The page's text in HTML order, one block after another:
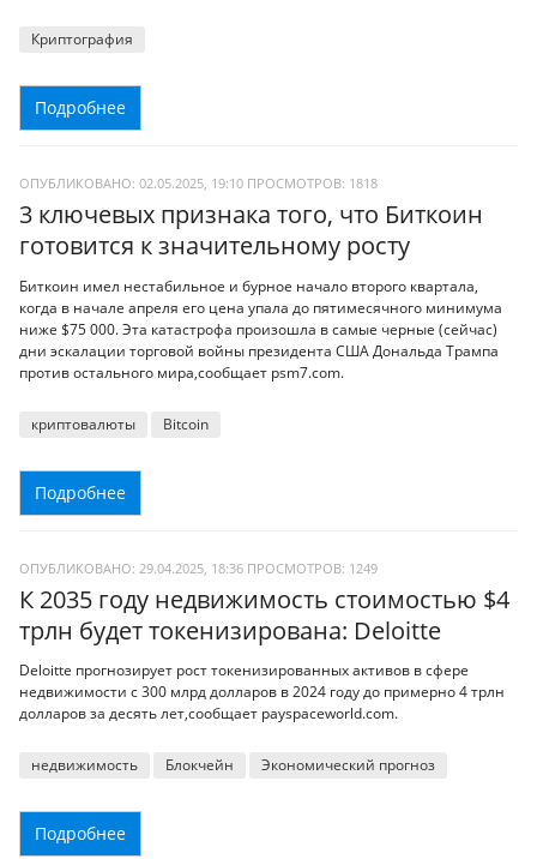
Криптография
Подробнее
ОПУБЛИКОВАНО: 02.05.2025, 19:10 ПРОСМОТРОВ: 1818
3 ключевых признака того, что Биткоин
готовится к значительному росту
Биткоин имел нестабильное и бурное начало второго квартала,
когда в начале апреля его цена упала до пятимесячного минимума
ниже $75 000. Эта катастрофа произошла в самые черные (сейчас)
дни эскалации торговой войны президента США Дональда Трампа
против остального мира,сообщает psm7.com.
криптовалюты Bitcoin
Подробнее
ОПУБЛИКОВАНО: 29.04.2025, 18:36 ПРОСМОТРОВ: 1249
К 2035 году недвижимость стоимостью $4
трлн будет токенизирована: Deloitte
Deloitte прогнозирует рост токенизированных активов в сфере
недвижимости с 300 млрд долларов в 2024 году до примерно 4 трлн
долларов за десять лет,сообщает payspaceworld.com.
недвижимость Блокчейн Экономический прогноз
Подробнее